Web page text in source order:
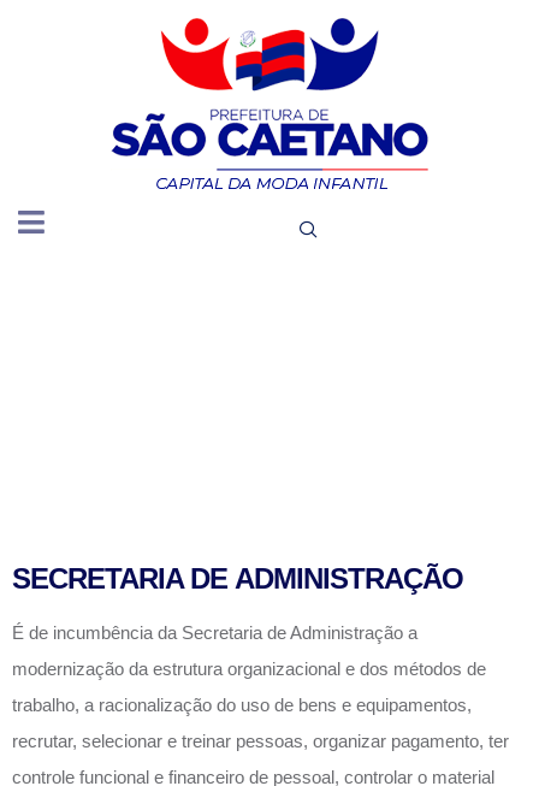
SECRETARIA DE ADMINISTRAÇÃO
É de incumbência da Secretaria de Administração a
modernização da estrutura organizacional e dos métodos de
trabalho, a racionalização do uso de bens e equipamentos,
recrutar, selecionar e treinar pessoas, organizar pagamento, ter
controle funcional e financeiro de pessoal, controlar o material